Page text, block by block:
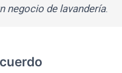
negocio de lavandería.